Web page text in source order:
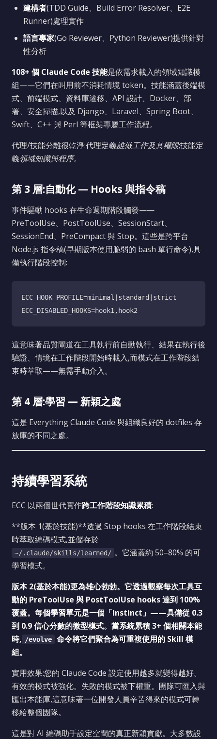
建構者(TDD Guide、Build Error Resolver、E2E
Runner)處理實作
語言專家(Go Reviewer、Python Reviewer)提供針對
性分析
108+ 個 Claude Code 技能是依需求載入的領域知識模
組——它們在叫用前不消耗情境 token。技能涵蓋後端模
式、前端模式、資料庫遷移、API 設計、Docker、部
署、安全掃描,以及 Django、Laravel、Spring Boot、
Swift、C++ 與 Perl 等框架專屬工作流程。
代理/技能分離很乾淨:代理定義誰做工作及其權限;技能定
義領域知識與程序。
第 3 層:自動化 — Hooks 與指令稿
事件驅動 hooks 在生命週期階段觸發——
PreToolUse、PostToolUse、SessionStart、
SessionEnd、PreCompact 與 Stop。這些是跨平台
Node.js 指令稿(早期版本使用脆弱的 bash 單行命令),具
備執行階段控制:
ECC_HOOK_PROFILE=minimal|standard|strict
這意味著品質閘道在工具執行前自動執行、結果在執行後
驗證、情境在工作階段開始時載入,而模式在工作階段結
束時萃取——無需手動介入。
第 4 層:學習 — 新穎之處
這是 Everything Claude Code 與組織良好的 dotfiles 存
放庫的不同之處。
持續學習系統
ECC 以兩個世代實作跨工作階段知識累積:
**版本 1(基於技能)**透過 Stop hooks 在工作階段結束
時萃取編碼模式,並儲存於
~/.claude/skills/learned/ 。它涵蓋約 50–80% 的可
學習模式。
版本 2(基於本能)更為雄心勃勃。它透過觀察每次工具互
動的 PreToolUse 與 PostToolUse hooks 達到 100%
覆蓋。每個學習單元是一個「Instinct」——具備從 0.3
到 0.9 信心分數的微型模式。當系統累積 3+ 個相關本能
時, /evolve
命令將它們聚合為可重複使用的 Skill 模
組。
實用效果:您的 Claude Code 設定使用越多就變得越好。
有效的模式被強化。失敗的模式被下權重。團隊可匯入與
匯出本能庫,這意味著一位開發人員辛苦得來的模式可轉
移給整個團隊。
這是對 AI 編碼助手設定空間的真正新穎貢獻。大多數設